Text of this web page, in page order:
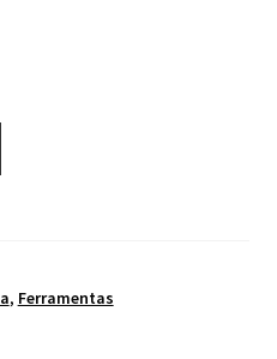
, Ferramentas